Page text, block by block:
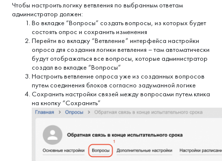
Чтобы настроить логику ветвления по выбранным ответам
администратор должен:
Во вкладке “Вопросы” создать вопросы, из которых будет
состоять опрос и сохранить изменения
Перейти во вкладку “Ветвление” интерфейса настройки
опроса для создания логики ветвления – там автоматически
будут отображаться все вопросы, которые администратор
создал во вкладке “Вопросы”
Настроить ветвление опроса уже из созданных вопросов
путем соединения блоков согласно задуманной логике
Сохранить настройки связей между вопросами путем клика
на кнопку “Сохранить”